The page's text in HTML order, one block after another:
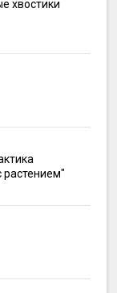
хвостики
растением"